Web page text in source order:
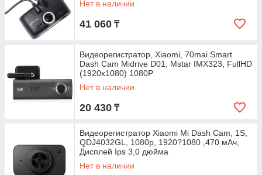
Нет в наличии
41 060 ₸
Видеорегистратор, Xiaomi, 70mai Smart
Dash Cam Midrive D01, Mstar IMX323, FullHD
(1920х1080) 1080P
Нет в наличии
20 430 ₸
Видеорегистратор Xiaomi Mi Dash Cam, 1S,
QDJ4032GL, 1080p, 1920?1080 ,470 мАч,
Дисплей Ips 3,0 дюйма
Нет в наличии